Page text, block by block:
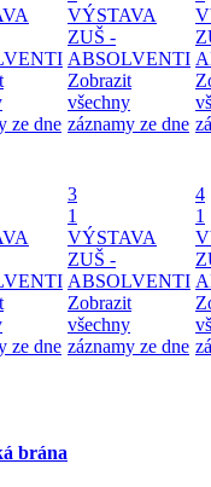
ze dne
VÝSTAVA
ZUŠ -
ABSOLVENTI
Zobrazit
všechny
záznamy ze dne
ze dne
3
1
VÝSTAVA
ZUŠ -
ABSOLVENTI
Zobrazit
všechny
záznamy ze dne
4
1
brána